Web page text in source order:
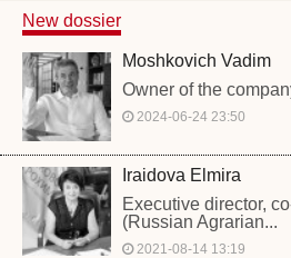
New dossier
Moshkovich Vadim
Owner of the
2024-06-24 23:50
Iraidova Elmira
Executive director,
(Russian Agrarian...
2021-08-14 13:19